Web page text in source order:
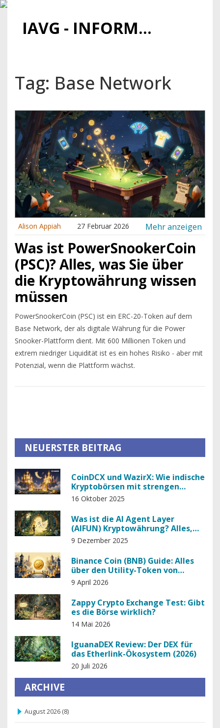
IAVG - INFORMATIONSARCHIV FÜR VIRTUELLE GELDER
Tag: Base Network
Alison Appiah 27 Februar 2026 Mehr anzeigen
Was ist PowerSnookerCoin
(PSC)? Alles, was Sie über
die Kryptowährung wissen
müssen
PowerSnookerCoin (PSC) ist ein ERC-20-Token auf dem
Base Network, der als digitale Währung für die Power
Snooker-Plattform dient. Mit 600 Millionen Token und
extrem niedriger Liquidität ist es ein hohes Risiko - aber mit
Potenzial, wenn die Plattform wächst.
NEUERSTER BEITRAG
CoinDCX und WazirX: Wie indische
Kryptobörsen mit strengen
Regulierungen umgehen
16 Oktober 2025
Was ist die AI Agent Layer
(AIFUN) Kryptowährung? Alles,
was du wissen musst
9 Dezember 2025
Binance Coin (BNB) Guide: Alles
über den Utility-Token von
Binance
9 April 2026
Zappy Crypto Exchange Test: Gibt
es die Börse wirklich?
14 Mai 2026
IguanaDEX Review: Der DEX für
das Etherlink-Ökosystem (2026)
20 Juli 2026
ARCHIVE
August 2026 (8)